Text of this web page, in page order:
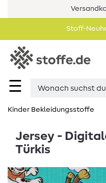
Stoff-
☰
Kinder Bekleidungsstoffe
Jersey -
Türkis